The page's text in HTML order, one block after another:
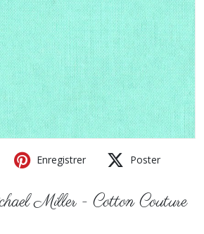
Enregistrer Poster
Miller - Cotton Couture